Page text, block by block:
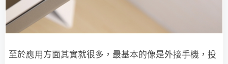
至於應用方面其實就很多，最基本的像是外接手機，投